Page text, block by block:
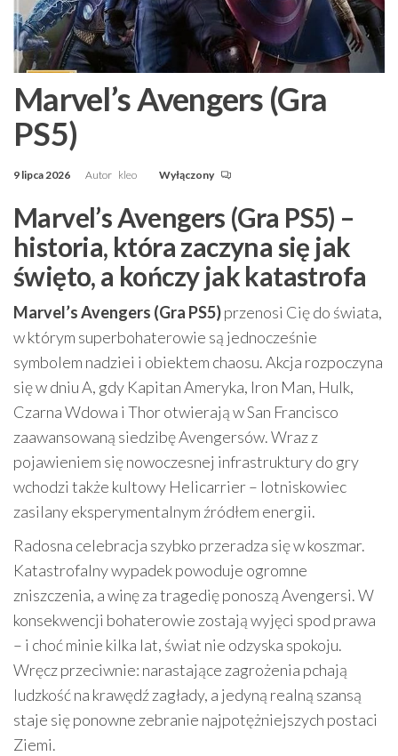
Marvel’s Avengers (Gra
PS5)
9 lipca 2026 Autor kleo Wyłączony
Marvel’s Avengers (Gra PS5) –
historia, która zaczyna się jak
święto, a kończy jak katastrofa
Marvel’s Avengers (Gra PS5)przenosi Cię do świata,
w którym superbohaterowie są jednocześnie
symbolem nadziei i obiektem chaosu. Akcja rozpoczyna
się w dniu A, gdy Kapitan Ameryka, Iron Man, Hulk,
Czarna Wdowa i Thor otwierają w San Francisco
zaawansowaną siedzibę Avengersów. Wraz z
pojawieniem się nowoczesnej infrastruktury do gry
wchodzi także kultowy Helicarrier – lotniskowiec
zasilany eksperymentalnym źródłem energii.
Radosna celebracja szybko przeradza się w koszmar.
Katastrofalny wypadek powoduje ogromne
zniszczenia, a winę za tragedię ponoszą Avengersi. W
konsekwencji bohaterowie zostają wyjęci spod prawa
– i choć minie kilka lat, świat nie odzyska spokoju.
Wręcz przeciwnie: narastające zagrożenia pchają
ludzkość na krawędź zagłady, a jedyną realną szansą
staje się ponowne zebranie najpotężniejszych postaci
Ziemi.